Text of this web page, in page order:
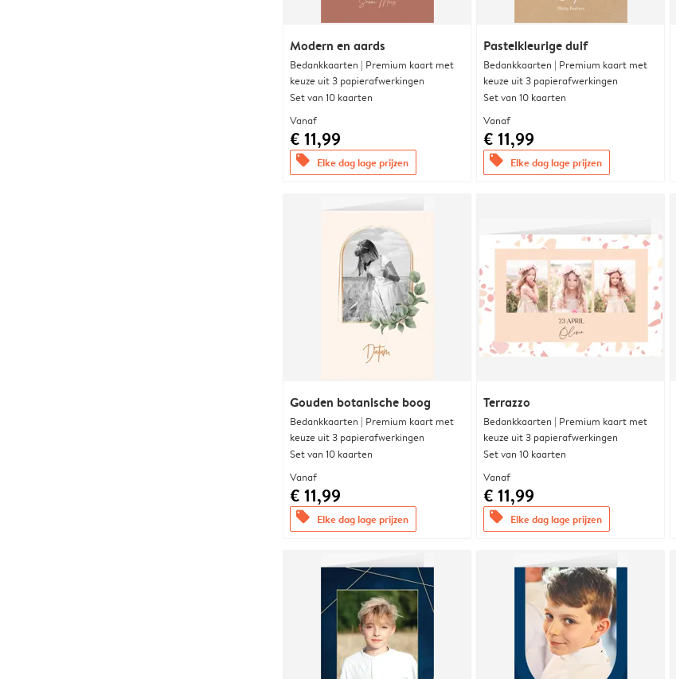
Modern en aards
Bedankkaarten | Premium kaart met
keuze uit 3 papierafwerkingen
Set van 10 kaarten
Vanaf
€ 11,99
offers Elke dag lage prijzen
Pastelkleurige duif
Bedankkaarten | Premium kaart met
keuze uit 3 papierafwerkingen
Set van 10 kaarten
Vanaf
€ 11,99
offers Elke dag lage prijzen
Gouden botanische boog
Bedankkaarten | Premium kaart met
keuze uit 3 papierafwerkingen
Set van 10 kaarten
Vanaf
€ 11,99
offers Elke dag lage prijzen
Terrazzo
Bedankkaarten | Premium kaart met
keuze uit 3 papierafwerkingen
Set van 10 kaarten
Vanaf
€ 11,99
offers Elke dag lage prijzen